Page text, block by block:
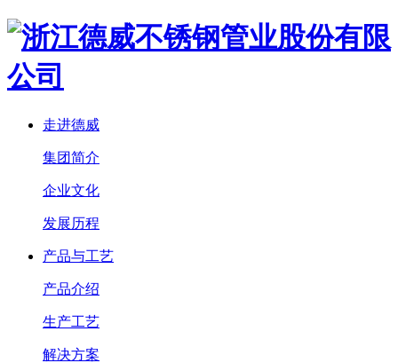
走进德威
集团简介
企业文化
发展历程
产品与工艺
产品介绍
生产工艺
解决方案